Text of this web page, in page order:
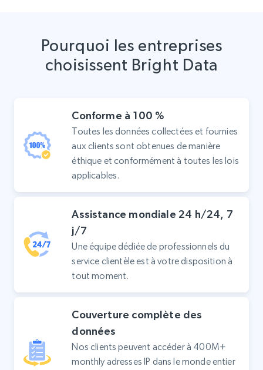
Pourquoi les entreprises
choisissent Bright Data
Conforme à 100 %
Toutes les données collectées et fournies
aux clients sont obtenues de manière
éthique et conformément à toutes les lois
applicables.
Assistance mondiale 24 h/24, 7
j/7
Une équipe dédiée de professionnels du
service clientèle est à votre disposition à
tout moment.
Couverture complète des
données
Nos clients peuvent accéder à 400M+
monthly adresses IP dans le monde entier